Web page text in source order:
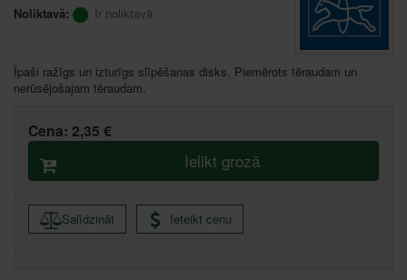
Noliktavā:
Ir noliktavā
Īpaši ražīgs un izturīgs slīpēšanas disks. Piemērots tēraudam un
nerūsējošajam tēraudam.
Cena: 2,35 €
Ielikt grozā
Salīdzināt Ieteikt cenu